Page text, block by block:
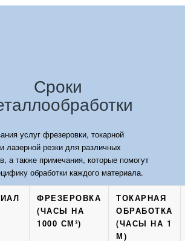
Сроки
услуг фрезеровки, токарной
лазерной резки для различных
а также примечания, которые помогут
обработки каждого материала.
ФРЕЗЕРОВКА
(ЧАСЫ НА
1000 СМ³)
ТОКАРНАЯ
ОБРАБОТКА
(ЧАСЫ НА 1
М)